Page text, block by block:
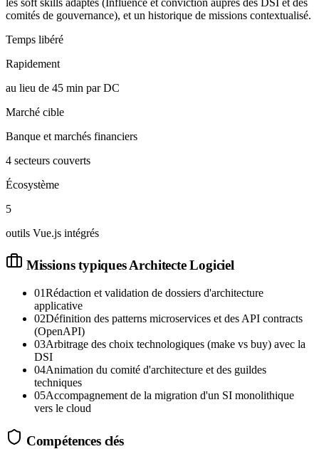
comités de gouvernance), et un historique de missions contextualisé.
Temps libéré
Rapidement
au lieu de 45 min par DC
Marché cible
Banque et marchés financiers
4 secteurs couverts
Écosystème
5
outils Vue.js intégrés
Missions typiquesArchitecte Logiciel
01Rédaction et validation de dossiers d'architecture
applicative
02Définition des patterns microservices et des API contracts
(OpenAPI)
03Arbitrage des choix technologiques (make vs buy) avec la
DSI
04Animation du comité d'architecture et des guildes
techniques
05Accompagnement de la migration d'un SI monolithique
vers le cloud
Compétences clés